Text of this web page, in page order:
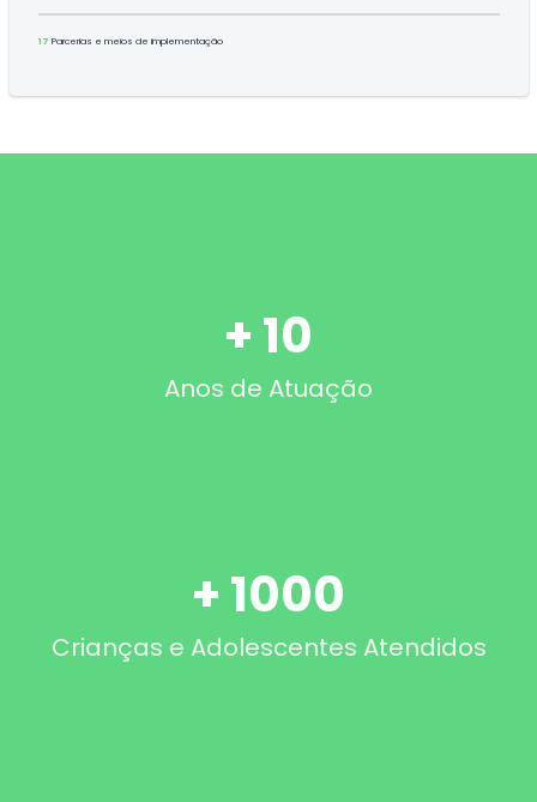
17 Parcerias e meios de implementação
+10
Anos de Atuação
+1000
Crianças e Adolescentes Atendidos